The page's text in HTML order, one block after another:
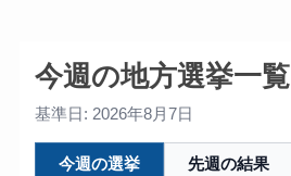
今週の地方選挙一覧
基準日: 2026年8月7日
今週の選挙 先週の結果